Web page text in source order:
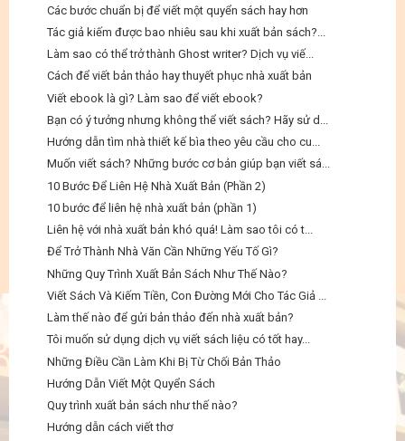
Các bước chuẩn bị để viết một quyển sách hay hơn
Tác giả kiếm được bao nhiêu sau khi xuất bản sách?...
Làm sao có thể trở thành Ghost writer? Dịch vụ viế...
Cách để viết bản thảo hay thuyết phục nhà xuất bản
Viết ebook là gì? Làm sao để viết ebook?
Bạn có ý tưởng nhưng không thể viết sách? Hãy sử d...
Hướng dẫn tìm nhà thiết kế bìa theo yêu cầu cho cu...
Muốn viết sách? Những bước cơ bản giúp bạn viết sá...
10 Bước Để Liên Hệ Nhà Xuất Bản (Phần 2)
10 bước để liên hệ nhà xuất bản (phần 1)
Liên hệ với nhà xuất bản khó quá! Làm sao tôi có t...
Để Trở Thành Nhà Văn Cần Những Yếu Tố Gì?
Những Quy Trình Xuất Bản Sách Như Thế Nào?
Viết Sách Và Kiếm Tiền, Con Đường Mới Cho Tác Giả ...
Làm thế nào để gửi bản thảo đến nhà xuất bản?
Tôi muốn sử dụng dịch vụ viết sách liệu có tốt hay...
Những Điều Cần Làm Khi Bị Từ Chối Bản Thảo
Hướng Dẫn Viết Một Quyển Sách
Quy trình xuất bản sách như thế nào?
Hướng dẫn cách viết thơ